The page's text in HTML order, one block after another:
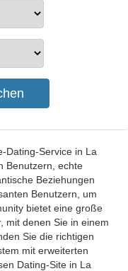
Dating-Service in La
Benutzern, echte
Beziehungen
Benutzern, um
bietet eine große
mit denen Sie in einem
Sie die richtigen
mit erweiterten
Dating-Site in La